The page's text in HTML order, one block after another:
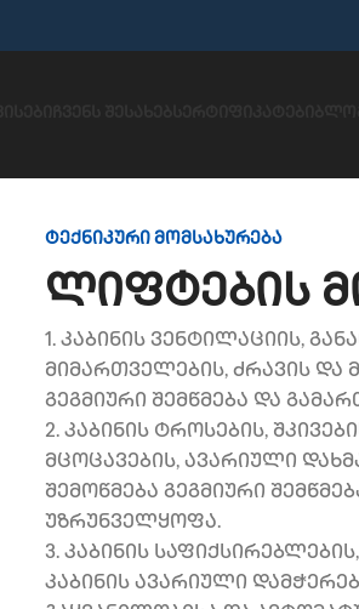
ტექნიკური მომსახურება
ლიფტების
1. კაბინის ვენტილაციის,
მიმართველების, ძრავის და
გეგმიური შემწმება და
2. კაბინის ტროსების,
მცოცავების, ავარიული
შემოწმება გეგმიური
უზრუნველყოფა.
3. კაბინის
კაბინის ავარიული